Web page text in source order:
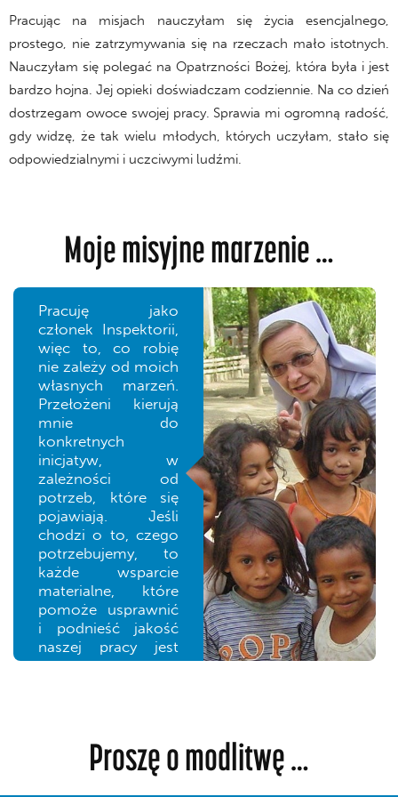
Pracując na misjach nauczyłam się życia esencjalnego,
prostego, nie zatrzymywania się na rzeczach mało istotnych.
Nauczyłam się polegać na Opatrzności Bożej, która była i jest
bardzo hojna. Jej opieki doświadczam codziennie. Na co dzień
dostrzegam owoce swojej pracy. Sprawia mi ogromną radość,
gdy widzę, że tak wielu młodych, których uczyłam, stało się
odpowiedzialnymi i uczciwymi ludźmi.
Moje misyjne marzenie …
Pracuję jako
członek Inspektorii,
więc to, co robię
nie zależy od moich
własnych marzeń.
Przełożeni kierują
mnie do
konkretnych
inicjatyw, w
zależności od
potrzeb, które się
pojawiają. Jeśli
chodzi o to, czego
potrzebujemy, to
każde wsparcie
materialne, które
pomoże usprawnić
i podnieść jakość
naszej pracy jest
ogromną pomocą.
Proszę o modlitwę …